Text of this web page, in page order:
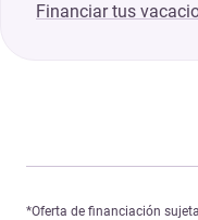
Financiar tus
*Oferta de financiación